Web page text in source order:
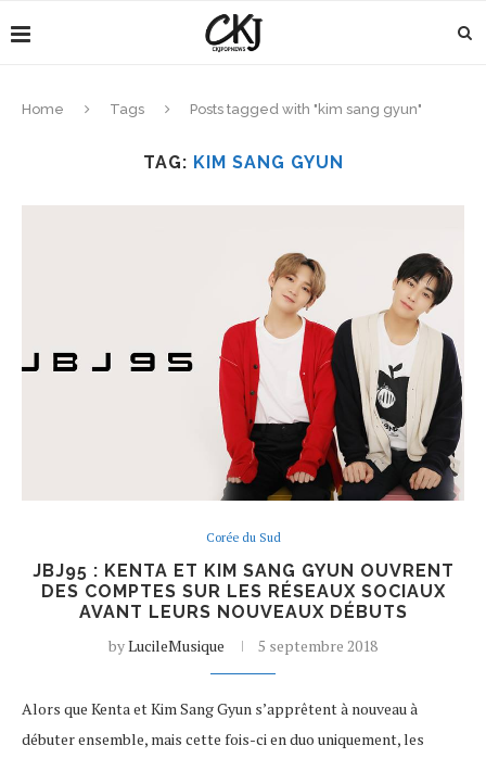
Home Tags Posts tagged with "kim sang gyun"
TAG: KIM SANG GYUN
Corée du Sud
JBJ95 : KENTA ET KIM SANG GYUN OUVRENT
DES COMPTES SUR LES RÉSEAUX SOCIAUX
AVANT LEURS NOUVEAUX DÉBUTS
byLucileMusique 5 septembre 2018
Alors que Kenta et Kim Sang Gyun s’apprêtent à nouveau à
débuter ensemble, mais cette fois-ci en duo uniquement, les